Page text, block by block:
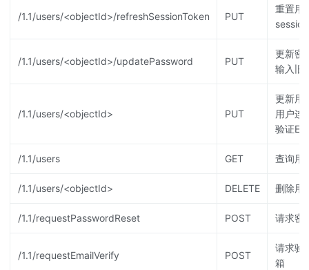
/1.1/users/<objectId>/refreshSessionToken PUT
重置用
/1.1/users/<objectId>/updatePassword PUT
更新密
输入旧
/1.1/users/<objectId> PUT
更新用
用户连
验证
/1.1/users GET 查询用
/1.1/users/<objectId> DELETE 删除用
/1.1/requestPasswordReset POST 请求密
/1.1/requestEmailVerify POST
请求验
箱